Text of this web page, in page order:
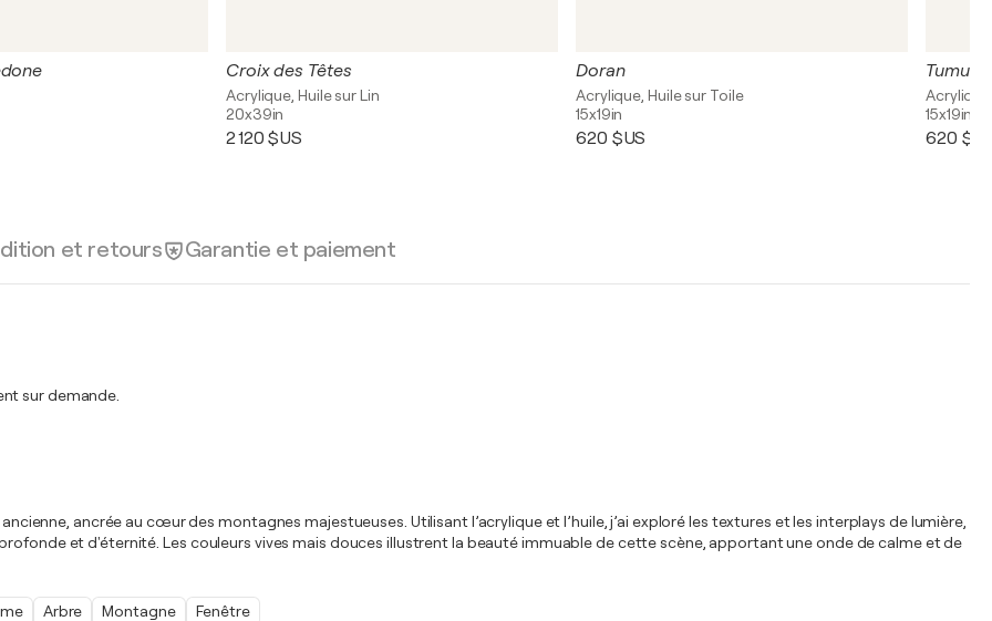
Croix des Têtes
Acrylique, Huile sur Lin
20x39in
2 120 $US
Doran
Acrylique, Huile sur Toile
15x19in
620 $US
Tumulte
15x19in
620
et retours Garantie et paiement
sur demande.
ancrée au cœur des montagnes majestueuses. Utilisant l’acrylique et l’huile, j’ai exploré les textures et les interplays de lumière,
et d'éternité. Les couleurs vives mais douces illustrent la beauté immuable de cette scène, apportant une onde de calme et de
Arbre Montagne Fenêtre